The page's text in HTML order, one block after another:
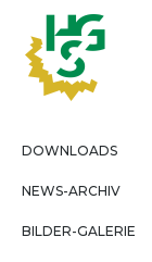
DOWNLOADS
NEWS-ARCHIV
BILDER-GALERIE